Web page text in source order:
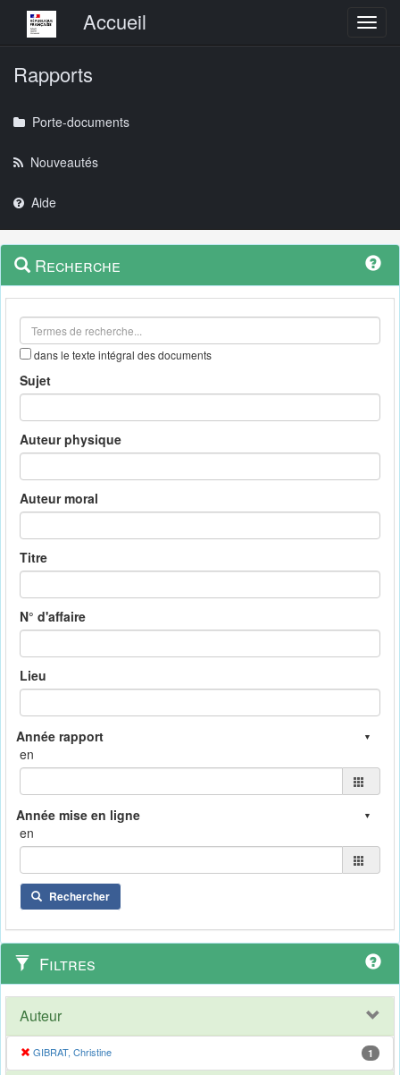
Menu principalAccueil
Rapports
Porte-documents
Nouveautés
Aide
Navigation
outils
Menu
contextuel
Recherche
dans le texte intégral des documents
Sujet
Auteur physique
Auteur moral
Titre
N° d'affaire
Lieu
en
en
Rechercher
Filtres
Auteur
GIBRAT, Christine 1